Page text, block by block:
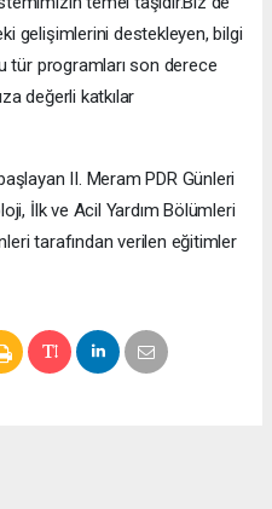
gelişimlerini destekleyen, bilgi
tür programları son derece
değerli katkılar
II. Meram PDR Günleri
İlk ve Acil Yardım Bölümleri
tarafından verilen eğitimler